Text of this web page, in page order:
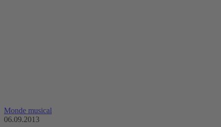
Monde musical
06.09.2013